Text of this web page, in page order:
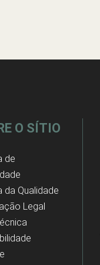
O SÍTIO
de
da Qualidade
Legal